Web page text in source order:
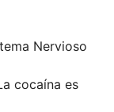
Nervioso
cocaína es